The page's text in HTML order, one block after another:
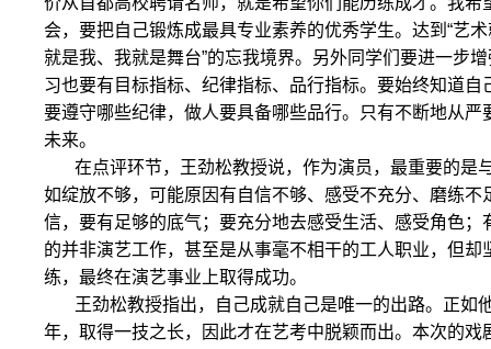
会，要把自己锻炼成最具专业素养的优秀学生。达到“艺
就是我、我就是舞台”的忘我境界。另外同学们要进一步
习也要有目标指标、纪律指标、品行指标。要始终知道自
要遵守哪些纪律，做人要具备哪些品行。只有不断地从严
未来。
在点评环节，王劲松教授说，作为演员，最重要的是
如绽放不够，可能原因有自信不够、感受不充分、磨练不
信，要有足够的底气；要充分地去感受生活、感受角色；
的并非演艺工作，甚至是从事毫不相干的工人职业，但却
练，最终在演艺事业上取得成功。
王劲松教授指出，自己成就自己是唯一的出路。正如
年，取得一技之长，因此才在艺考中脱颖而出。本次的戏